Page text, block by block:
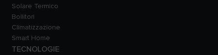
Solare Termico
Bollitori
Climatizzazione
Smart Home
TECNOLOGIE